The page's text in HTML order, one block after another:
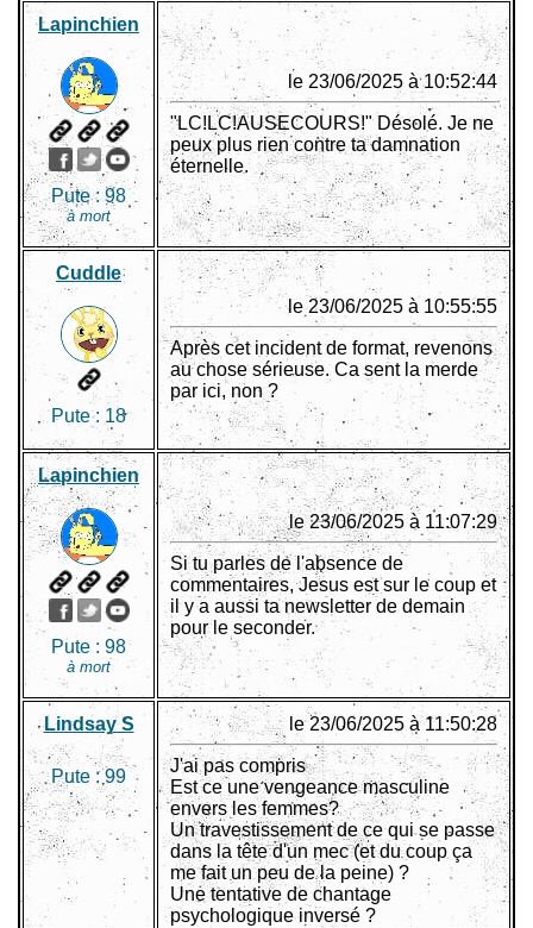
Lapinchien
Pute :98
à mort
le 23/06/2025 à 10:52:44
"LC!LC!AUSECOURS!" Désolé. Je ne
peux plus rien contre ta damnation
éternelle.
Cuddle
Pute : 18
le 23/06/2025 à 10:55:55
Après cet incident de format, revenons
au chose sérieuse. Ca sent la merde
par ici, non ?
Lapinchien
Pute : 98
à mort
le 23/06/2025 à 11:07:29
Si tu parles de l'absence de
commentaires, Jesus est sur le coup et
il y a aussi ta newsletter de demain
pour le seconder.
Lindsay S
Pute :99
le 23/06/2025 à 11:50:28
J'ai pas compris
Est ce une vengeance masculine
envers les femmes?
Un travestissement de ce qui se passe
dans la tête d'un mec (et du coup ça
me fait un peu de la peine) ?
Une tentative de chantage
psychologique inversé ?